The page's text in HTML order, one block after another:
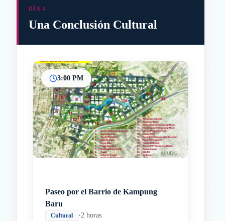
InicioParadas intermedias
Final
DÍA 4
Una Conclusión Cultural
3:00 PM
Paseo por el Barrio de Kampung
Baru
Cultural •2 horas